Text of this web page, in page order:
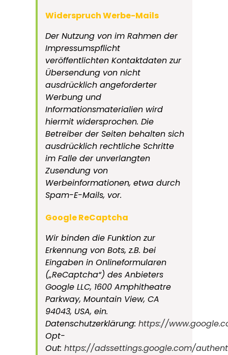
Widerspruch Werbe-Mails
Der Nutzung von im Rahmen der
Impressumspflicht
veröffentlichten Kontaktdaten zur
Übersendung von nicht
ausdrücklich angeforderter
Werbung und
Informationsmaterialien wird
hiermit widersprochen. Die
Betreiber der Seiten behalten sich
ausdrücklich rechtliche Schritte
im Falle der unverlangten
Zusendung von
Werbeinformationen, etwa durch
Spam-E-Mails, vor.
Google ReCaptcha
Wir binden die Funktion zur
Erkennung von Bots, z.B. bei
Eingaben in Onlineformularen
(„ReCaptcha“) des Anbieters
Google LLC, 1600 Amphitheatre
Parkway, Mountain View, CA
94043, USA, ein.
Datenschutzerklärung: https://
Opt-
Out: https://adssettings.google.com/